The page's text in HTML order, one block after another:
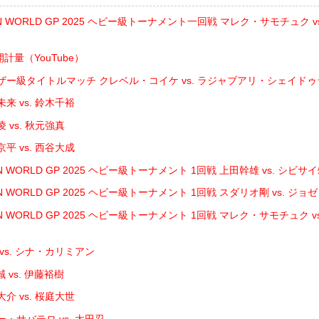
WORLD GP 2025 ヘビー級トーナメント一回戦 マレク・サモチュク
量（YouTube）
ー級タイトルマッチ クレベル・コイケ vs. ラジャブアリ・シェイド
来 vs. 鈴木千裕
vs. 秋元強真
平 vs. 西谷大成
WORLD GP 2025 ヘビー級トーナメント 1回戦 上田幹雄 vs. シビサ
WORLD GP 2025 ヘビー級トーナメント 1回戦 スダリオ剛 vs. ジョ
WORLD GP 2025 ヘビー級トーナメント 1回戦 マレク・サモチュク
シナ・カリミアン
vs. 伊藤裕樹
介 vs. 桜庭大世